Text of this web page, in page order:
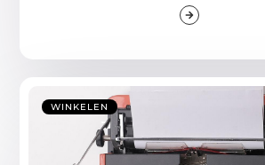
WINKELEN